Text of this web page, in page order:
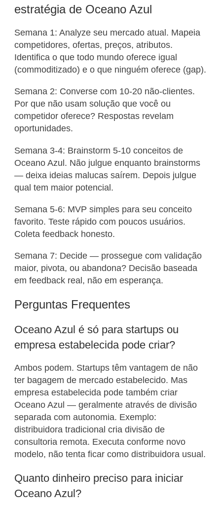
estratégia de Oceano Azul
Semana 1: Analyze seu mercado atual. Mapeia
competidores, ofertas, preços, atributos.
Identifica o que todo mundo oferece igual
(commoditizado) e o que ninguém oferece (gap).
Semana 2: Converse com 10-20 não-clientes.
Por que não usam solução que você ou
competidor oferece? Respostas revelam
oportunidades.
Semana 3-4: Brainstorm 5-10 conceitos de
Oceano Azul. Não julgue enquanto brainstorms
— deixa ideias malucas saírem. Depois julgue
qual tem maior potencial.
Semana 5-6: MVP simples para seu conceito
favorito. Teste rápido com poucos usuários.
Coleta feedback honesto.
Semana 7: Decide — prossegue com validação
maior, pivota, ou abandona? Decisão baseada
em feedback real, não em esperança.
Perguntas Frequentes
Oceano Azul é só para startups ou
empresa estabelecida pode criar?
Ambos podem. Startups têm vantagem de não
ter bagagem de mercado estabelecido. Mas
empresa estabelecida pode também criar
Oceano Azul — geralmente através de divisão
separada com autonomia. Exemplo:
distribuidora tradicional cria divisão de
consultoria remota. Executa conforme novo
modelo, não tenta ficar como distribuidora usual.
Quanto dinheiro preciso para iniciar
Oceano Azul?